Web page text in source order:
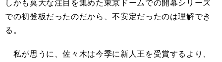
しかも莫大な注目を集めた東京ドームでの開幕シリーズ
での初登板だったのだから、不安定だったのは理解でき
る。
私が思うに、佐々木は今季に新人王を受賞するより、